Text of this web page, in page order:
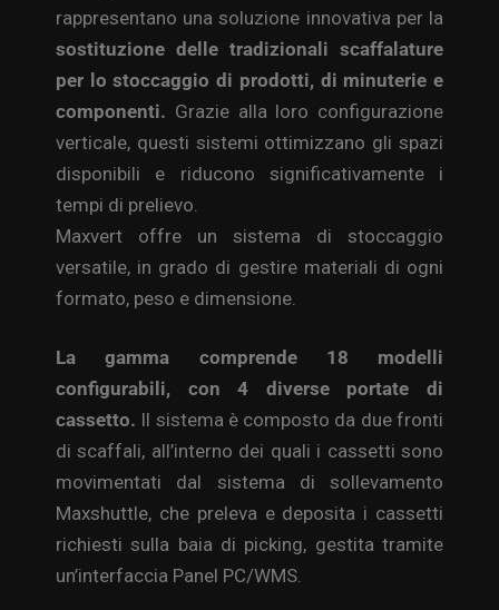
rappresentano una soluzione innovativa per la
sostituzione delle tradizionali scaffalature
per lo stoccaggio di prodotti, di minuterie e
componenti. Grazie alla loro configurazione
verticale, questi sistemi ottimizzano gli spazi
disponibili e riducono significativamente i
tempi di prelievo.
Maxvert offre un sistema di stoccaggio
versatile, in grado di gestire materiali di ogni
formato, peso e dimensione.
La gamma comprende 18 modelli
configurabili, con 4 diverse portate di
cassetto. Il sistema è composto da due fronti
di scaffali, all’interno dei quali i cassetti sono
movimentati dal sistema di sollevamento
Maxshuttle, che preleva e deposita i cassetti
richiesti sulla baia di picking, gestita tramite
un’interfaccia Panel PC/WMS.